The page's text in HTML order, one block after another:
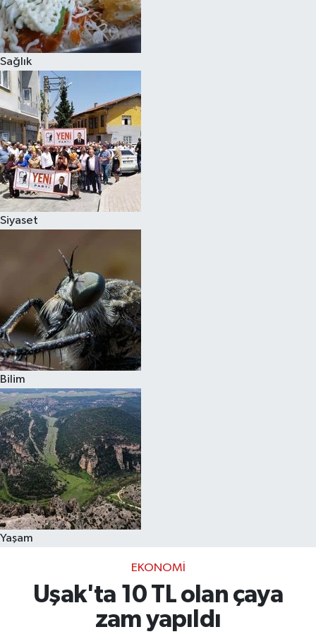
Sağlık
Siyaset
Bilim
Yaşam
EKONOMI
Uşak'ta 10 TL olan çaya
zam yapıldı